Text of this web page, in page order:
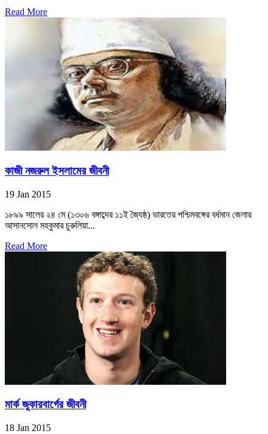
Read More
কাজী নজরুল ইসলামের জীবনী
19 Jan 2015
১৮৯৯ সালের ২৪ মে (১৩০৬ বঙ্গাব্দের ১১ই জ্যৈষ্ঠ) ভারতের পশ্চিমবঙ্গের বর্ধমান জেলার
আসানসোল মহকুমার চুরুলিয়া...
Read More
মার্ক জুকারবার্গের জীবনী
18 Jan 2015